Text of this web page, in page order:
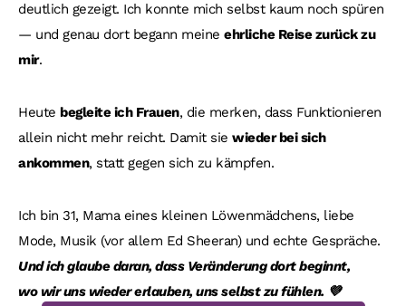
deutlich gezeigt. Ich konnte mich selbst kaum noch spüren
— und genau dort begann meine ehrliche Reise zurück zu
mir.
Heute begleite ich Frauen, die merken, dass Funktionieren
allein nicht mehr reicht. Damit sie wieder bei sich
ankommen, statt gegen sich zu kämpfen.
Ich bin 31, Mama eines kleinen Löwenmädchens, liebe
Mode, Musik (vor allem Ed Sheeran) und echte Gespräche.
Und ich glaube daran, dass Veränderung dort beginnt,
wo wir uns wieder erlauben, uns selbst zu fühlen. 💜